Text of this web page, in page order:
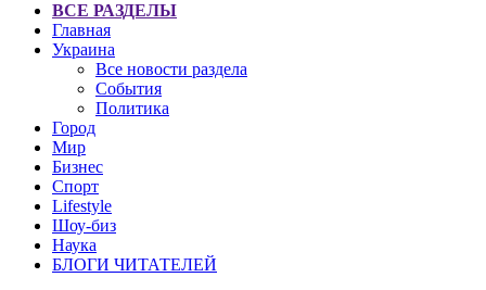
ВСЕ РАЗДЕЛЫ
Главная
Украина
Все новости раздела
События
Политика
Город
Мир
Бизнес
Спорт
Lifestyle
Шоу-биз
Наука
БЛОГИ ЧИТАТЕЛЕЙ